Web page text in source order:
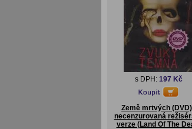
s DPH: 197 Kč
Země mrtvých
necenzurovaná
verze (Land Of The